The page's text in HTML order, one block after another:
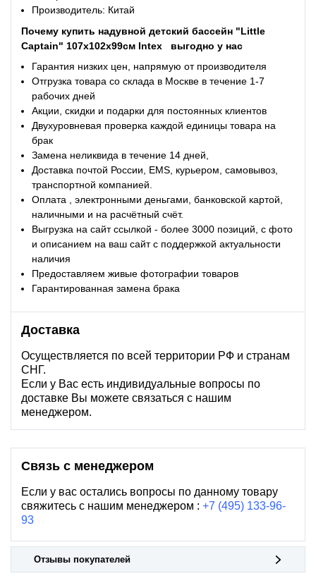
Производитель: Китай
Почему купить надувной детский бассейн "Little
Captain" 107х102х99см Intex
выгодно у нас
Гарантия низких цен, напрямую от производителя
Отгрузка товара со склада в Москве в течение 1-7
рабочих дней
Акции, скидки и подарки для постоянных клиентов
Двухуровневая проверка каждой единицы товара на
брак
Замена неликвида в течение 14 дней,
Доставка почтой России, EMS, курьером, самовывоз,
транспортной компанией.
Оплата , электронными деньгами, банковской картой,
наличными и на расчётный счёт.
Выгрузка на сайт ссылкой - более 3000 позиций, с фото
и описанием на ваш сайт с поддержкой актуальности
наличия
Предоставляем живые фотографии товаров
Гарантированная замена брака
Доставка
Осуществляется по всей территории РФ и странам
СНГ.
Если у Вас есть индивидуальные вопросы по
доставке Вы можете связаться с нашим
менеджером.
Связь с менеджером
Если у вас остались вопросы по данному товару
свяжитесь с нашим менеджером : +7 (495) 133-96-
93
Отзывы покупателей